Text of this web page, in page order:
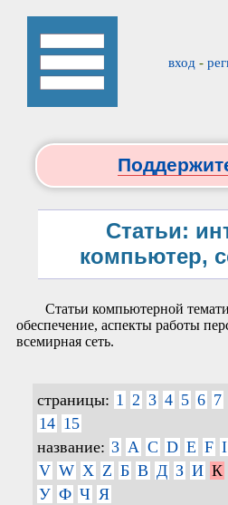
вход -
Статьи:
компьютер,
Статьи компьютерной
обеспечение, аспекты работы
всемирная сеть.
страницы: 1 2 3 4 5 6 7
14 15
название: 3 A C D E F I
V W X Z Б В Д З И К
У Ф Ч Я